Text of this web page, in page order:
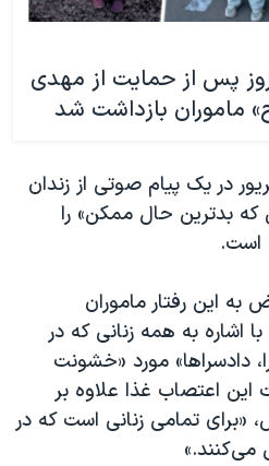
روز پس از حمایت از مهدی
ماموران بازداشت شد
معروفیان روز ۱۶ شهریور در یک پیام صوتی از زندان
بدترین حال ممکن» را
است.
به این رفتار ماموران
اشاره به همه زنانی که در
دادسراها» مورد «خشونت
این اعتصاب غذا علاوه بر
تمامی زنانی است که در
می‌کنند.»